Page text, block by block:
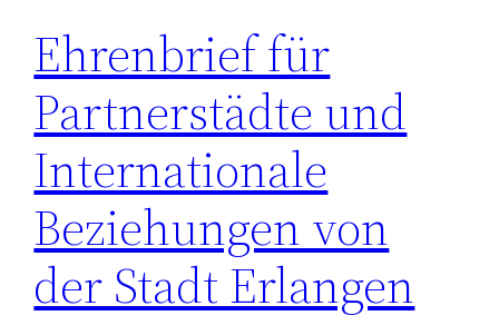
Ehrenbrief für
Partnerstädte und
Internationale
Beziehungen von
der Stadt Erlangen